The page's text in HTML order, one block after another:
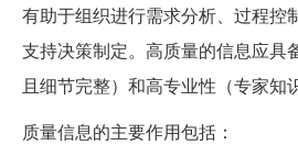
有助于组织进行需求分析、过程控
支持决策制定。高质量的信息应具
且细节完整）和高专业性（专家知
质量信息的主要作用包括：